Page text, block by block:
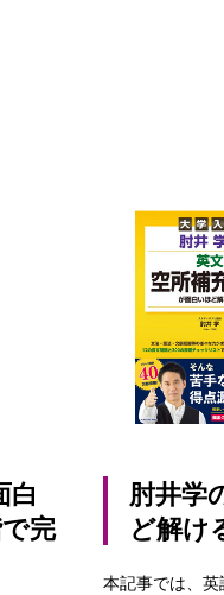
白
完
肘井学
ど解け
本記事では、